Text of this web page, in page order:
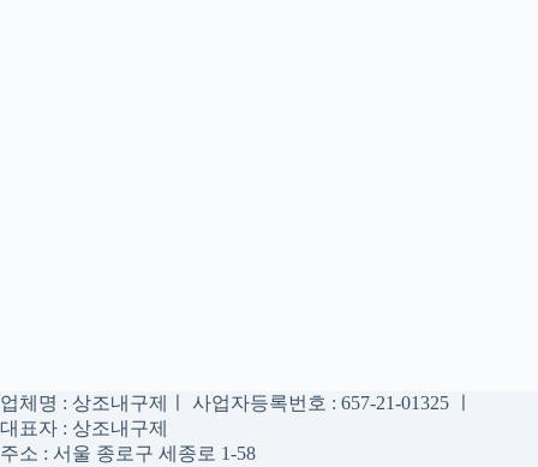
업체명 : 상조내구제ㅣ 사업자등록번호 : 657-21-01325 ㅣ
대표자 : 상조내구제
주소 : 서울 종로구 세종로 1-58